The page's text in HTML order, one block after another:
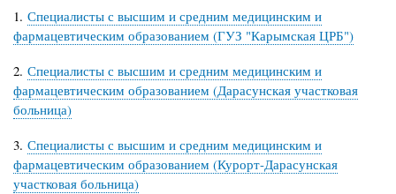
1. Специалисты с высшим и средним медицинским и
фармацевтическим образованием (ГУЗ "Карымская ЦРБ")
2. Специалисты с высшим и средним медицинским и
фармацевтическим образованием (Дарасунская участковая
больница)
3. Специалисты с высшим и средним медицинским и
фармацевтическим образованием (Курорт-Дарасунская
участковая больница)